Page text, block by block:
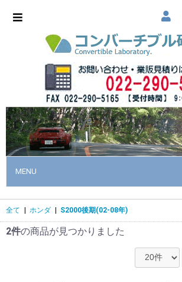
MENU
全て ホンダ S2000後期(02-08年)
2件の商品が見つかりました